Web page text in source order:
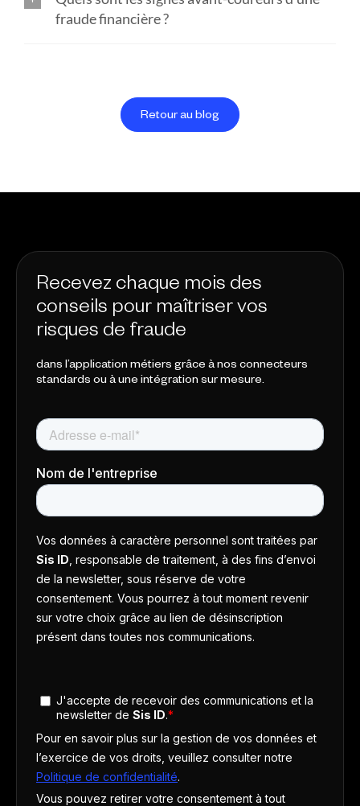
fraude financière ?
Retour au blog
Recevez chaque mois des
conseils pour maîtriser vos
risques de fraude
dans l’application métiers grâce à nos connecteurs
standards ou à une intégration sur mesure.